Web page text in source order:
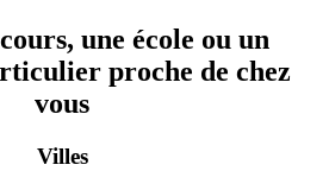
une école ou un
proche de chez
vous
Villes